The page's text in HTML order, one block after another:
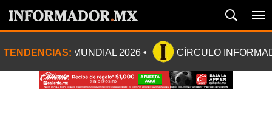
TENDENCIAS: MUNDIAL 2026 CÍRCULO